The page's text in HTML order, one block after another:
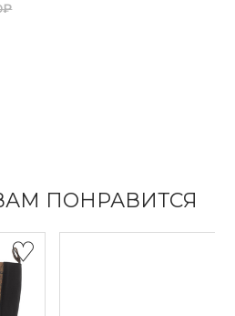
ПОНРАВИТСЯ